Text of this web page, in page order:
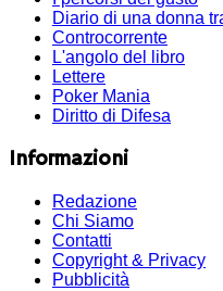
Diario di una donna
Controcorrente
L'angolo del libro
Lettere
Poker Mania
Diritto di Difesa
Informazioni
Redazione
Chi Siamo
Contatti
Copyright & Privacy
Pubblicità